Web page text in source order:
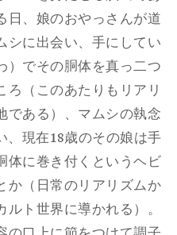
日、娘のおやっさんが道
シに出会い、手にしてい
）でその胴体を真っ二つ
ろ（このあたりもリアリ
である）、マムシの執念
、現在18歳のその娘は手
体に巻き付くというヘビ
か（日常のリアリズムか
ルト世界に導かれる）。